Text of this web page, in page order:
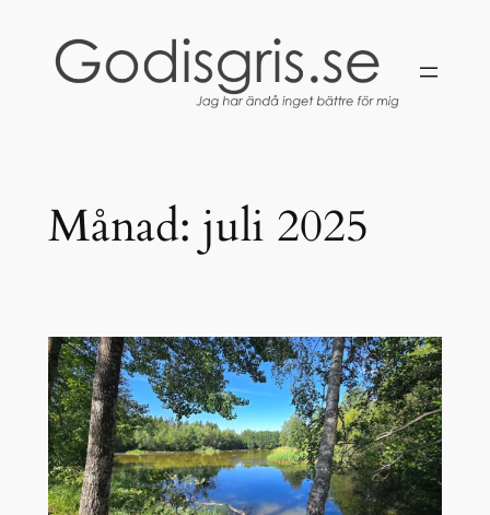
innehåll
Månad: juli 2025